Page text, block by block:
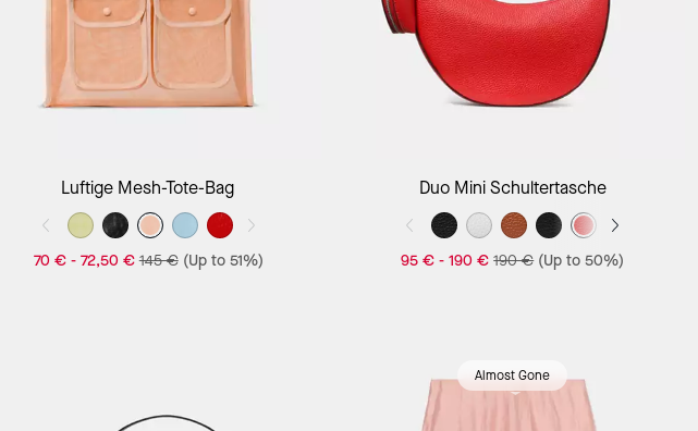
Luftige Mesh-Tote-Bag
70 €- 72,50 € 145 € (Up to 51%)
Duo Mini Schultertasche
95 € -190 € 190 € (Up to 50%)
Almost Gone